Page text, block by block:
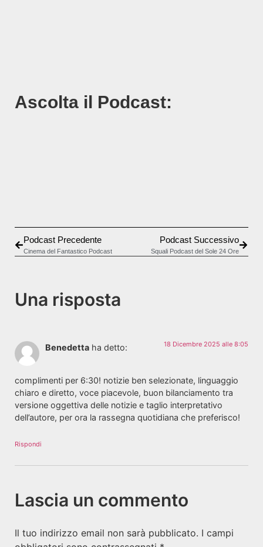
Ascolta il Podcast:
Podcast Precedente
Cinema del Fantastico Podcast
Podcast Successivo
Squali Podcast del Sole 24 Ore
Una risposta
Benedetta ha detto: 18 Dicembre 2025 alle 8:05
complimenti per 6:30! notizie ben selezionate, linguaggio
chiaro e diretto, voce piacevole, buon bilanciamento tra
versione oggettiva delle notizie e taglio interpretativo
dell’autore, per ora la rassegna quotidiana che preferisco!
Rispondi
Lascia un commento
Il tuo indirizzo email non sarà pubblicato. I campi